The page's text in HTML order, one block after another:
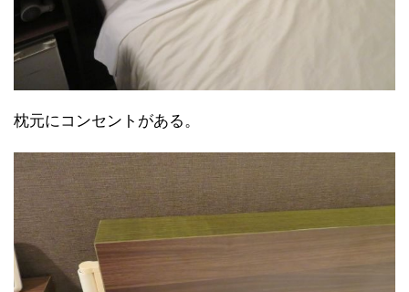
枕元にコンセントがある。